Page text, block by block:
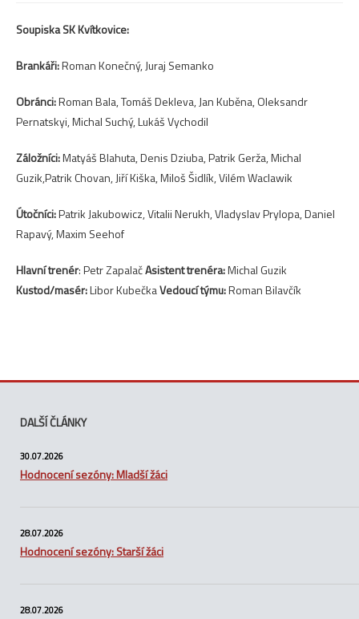
Soupiska SK Kvítkovice:
Brankáři:Roman Konečný, Juraj Semanko
Obránci:Roman Bala, Tomáš Dekleva, Jan Kuběna, Oleksandr
Pernatskyi, Michal Suchý, Lukáš Vychodil
Záložníci:Matyáš Blahuta, Denis Dziuba, Patrik Gerža, Michal
Guzik,Patrik Chovan, Jiří Kiška, Miloš Šidlík, Vilém Waclawik
Útočníci:Patrik Jakubowicz, Vitalii Nerukh, Vladyslav Prylopa, Daniel
Rapavý, Maxim Seehof
Hlavní trenér: Petr ZapalačAsistent trenéra:Michal Guzik
Kustod/masér:Libor KubečkaVedoucí týmu:Roman Bilavčík
DALŠÍ ČLÁNKY
30.07.2026
Hodnocení sezóny: Mladší žáci
28.07.2026
Hodnocení sezóny: Starší žáci
28.07.2026